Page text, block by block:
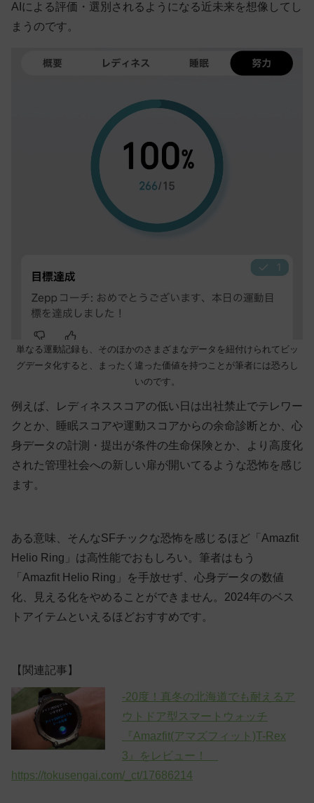
AIによる評価・選別されるようになる近未来を想像してし
まうのです。
単なる運動記録も、そのほかのさまざまなデータを紐付けられてビッ
グデータ化すると、まったく違った価値を持つことが筆者には恐ろし
いのです。
例えば、レディネススコアの低い日は出社禁止でテレワー
クとか、睡眠スコアや運動スコアからの余命診断とか、心
身データの計測・提出が条件の生命保険とか、より高度化
された管理社会への新しい扉が開いてるような恐怖を感じ
ます。
ある意味、そんなSFチックな恐怖を感じるほど「Amazfit
Helio Ring」は高性能でおもしろい。筆者はもう
「Amazfit Helio Ring」を手放せず、心身データの数値
化、見える化をやめることができません。2024年のベス
トアイテムといえるほどおすすめです。
【関連記事】
-20度！真冬の北海道でも耐えるア
ウトドア型スマートウォッチ
『Amazfit(アマズフィット)T-Rex
3』をレビュー！
https://tokusengai.com/_ct/17686214